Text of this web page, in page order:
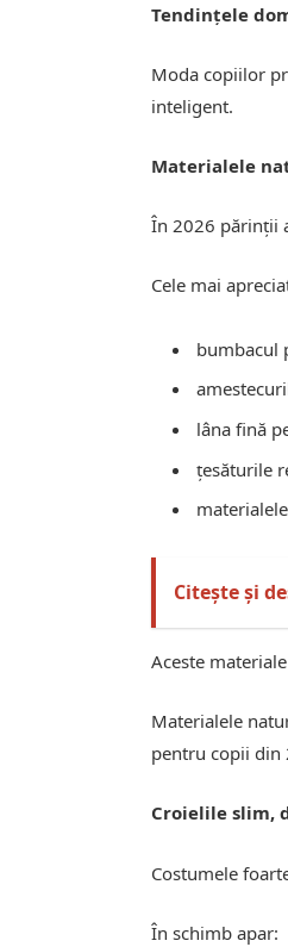
Tendințele
Moda copiilor
inteligent.
Materialele
În 2026 părinții
Cele mai
bumbacul
lâna fină
țesăturile
Citește și
Aceste
Materialele
pentru copii din
Croielile slim,
Costumele
În schimb apar: